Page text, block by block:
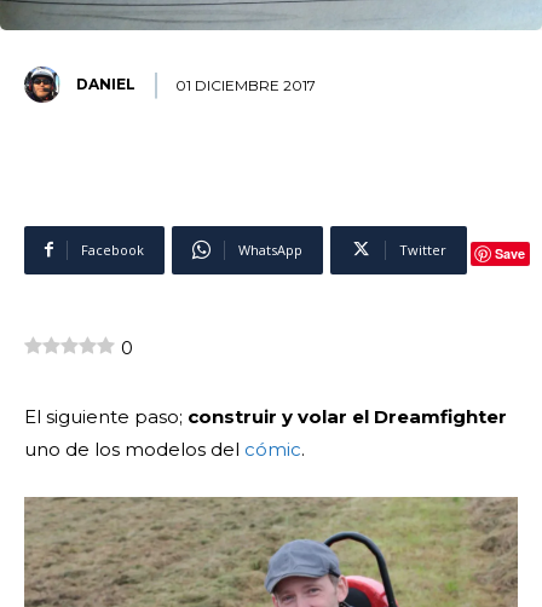
DANIEL 01 DICIEMBRE 2017
Facebook WhatsApp Twitter Save
0
El siguiente paso; construir y volar el Dreamfighter
uno de los modelos del cómic.